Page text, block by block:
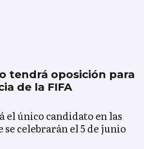
tendrá oposición para
de la FIFA
el único candidato en las
se celebrarán el 5 de junio